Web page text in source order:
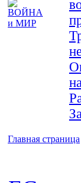
Главная страница